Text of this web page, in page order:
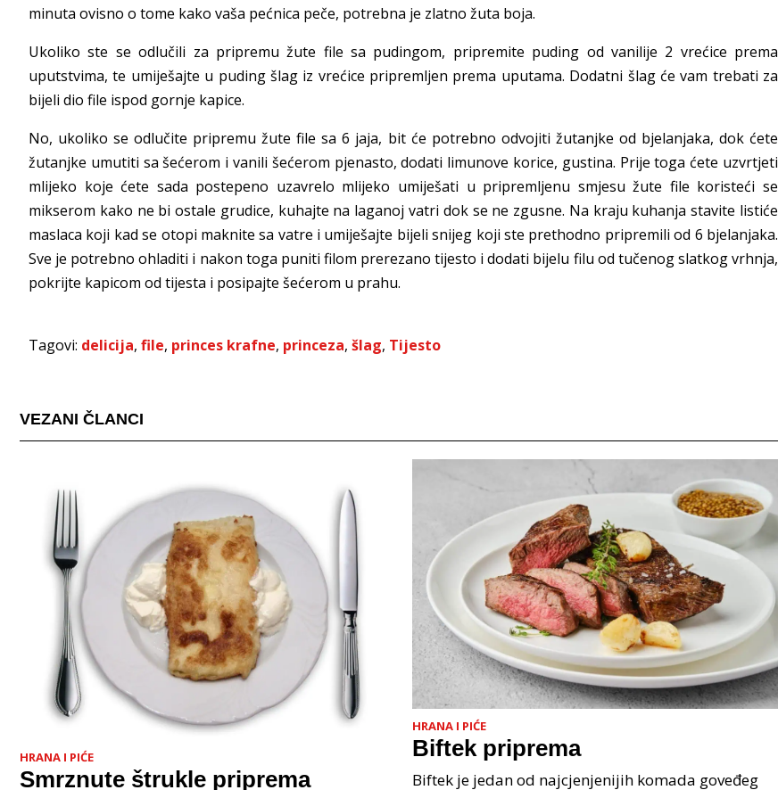
minuta ovisno o tome kako vaša pećnica peče, potrebna je zlatno žuta boja.
Ukoliko ste se odlučili za pripremu žute file sa pudingom, pripremite puding od vanilije 2 vrećice prema
uputstvima, te umiješajte u puding šlag iz vrećice pripremljen prema uputama. Dodatni šlag će vam trebati za
bijeli dio file ispod gornje kapice.
No, ukoliko se odlučite pripremu žute file sa 6 jaja, bit će potrebno odvojiti žutanjke od bjelanjaka, dok ćete
žutanjke umutiti sa šećerom i vanili šećerom pjenasto, dodati limunove korice, gustina. Prije toga ćete uzvrtjeti
mlijeko koje ćete sada postepeno uzavrelo mlijeko umiješati u pripremljenu smjesu žute file koristeći se
mikserom kako ne bi ostale grudice, kuhajte na laganoj vatri dok se ne zgusne. Na kraju kuhanja stavite listiće
maslaca koji kad se otopi maknite sa vatre i umiješajte bijeli snijeg koji ste prethodno pripremili od 6 bjelanjaka.
Sve je potrebno ohladiti i nakon toga puniti filom prerezano tijesto i dodati bijelu filu od tučenog slatkog vrhnja,
pokrijte kapicom od tijesta i posipajte šećerom u prahu.
Tagovi: delicija, file, princes krafne, princeza, šlag, Tijesto
VEZANI ČLANCI
HRANA I PIĆE
Smrznute štrukle priprema
HRANA I PIĆE
Biftek priprema
Biftek je jedan od najcjenjenijih komada goveđeg